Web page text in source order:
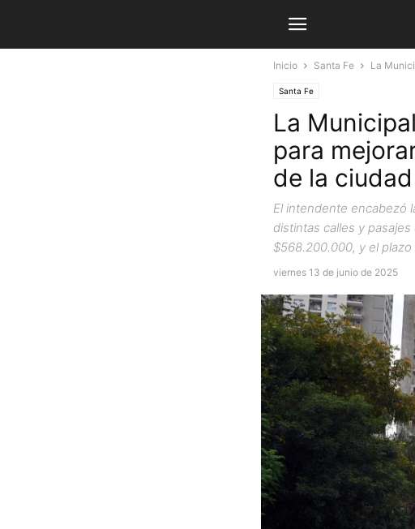
Inicio Santa Fe La
Santa Fe
La
para
de la
El intendente encabezó
distintas calles y
$568.200.000, y el
viernes 13 de junio de 2025